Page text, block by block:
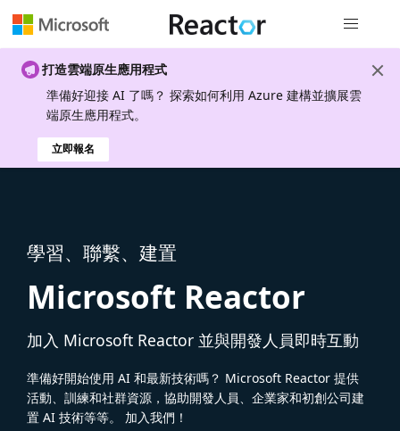
打造雲端原生應用程式
準備好迎接 AI 了嗎？ 探索如何利用 Azure 建構並擴展雲
端原生應用程式。
立即報名
學習、聯繫、建置
Microsoft Reactor
加入 Microsoft Reactor 並與開發人員即時互動
準備好開始使用 AI 和最新技術嗎？ Microsoft Reactor 提供
活動、訓練和社群資源，協助開發人員、企業家和初創公司建
置 AI 技術等等。 加入我們！